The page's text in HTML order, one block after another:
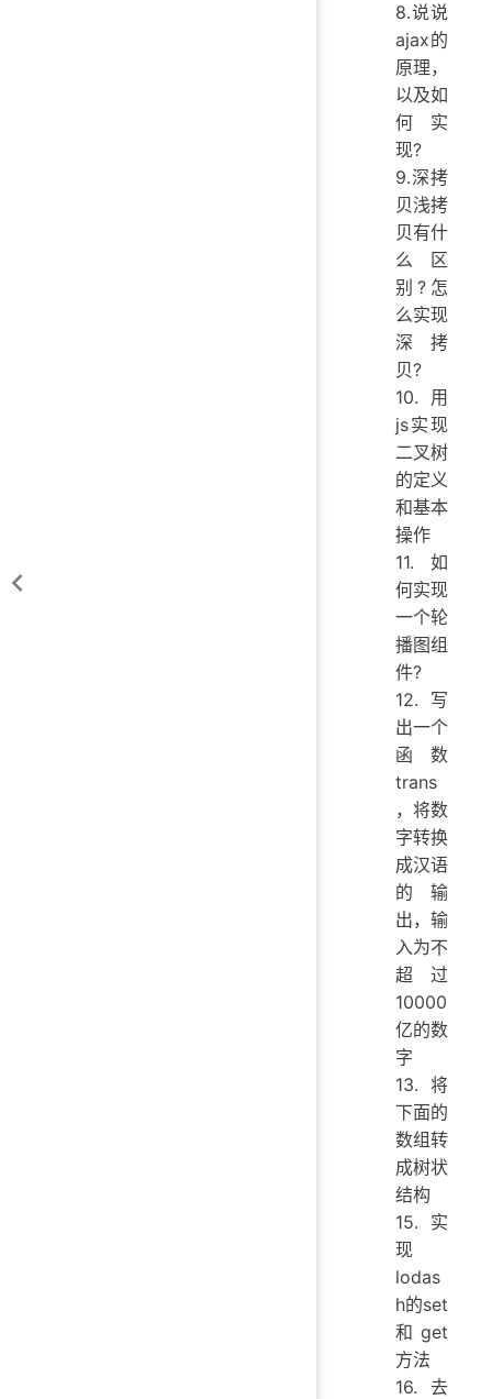
8.说说
ajax的
原理，
以及如
何实
现?
9.深拷
贝浅拷
贝有什
么区
别?怎
么实现
深拷
贝?
10.用
js实现
二叉树
的定义
和基本
操作
11.如
何实现
一个轮
播图组
件?
12.写
出一个
函数
trans
，将数
字转换
成汉语
的输
出，输
入为不
超过
10000
亿的数
字
13.将
下面的
数组转
成树状
结构
15.实
现
lodas
h的set
和get
方法
16.去